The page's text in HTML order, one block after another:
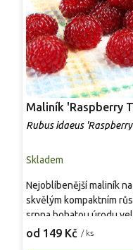
Maliník 'Raspberry
Rubus idaeus
Skladem
od 149 Kč / ks
Nejoblíbenější maliník
skvělým kompaktním
srpna bohatou úrodu
Pevné vzpřímené